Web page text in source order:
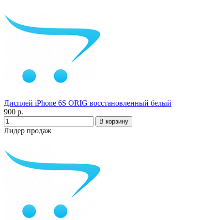
Дисплей iPhone 6S ORIG восстановленный белый
900 р.
Лидер продаж